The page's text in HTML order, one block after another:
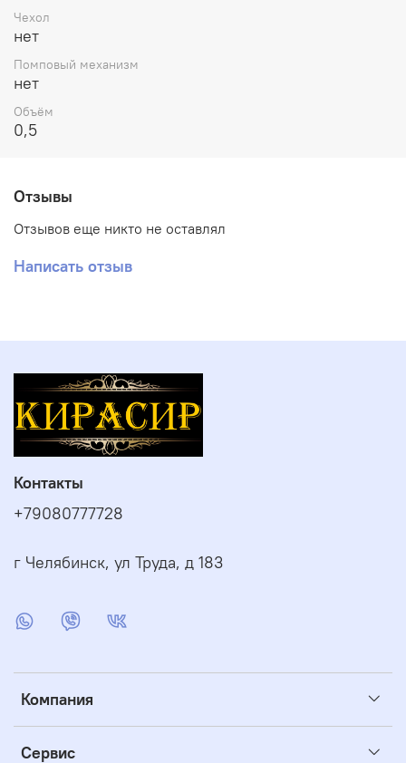
Чехол
нет
Помповый механизм
нет
Объём
0,5
Отзывы
Отзывов еще никто не оставлял
Написать отзыв
Компания
Сервис
Контакты
+79080777728
г Челябинск, ул Труда, д 183